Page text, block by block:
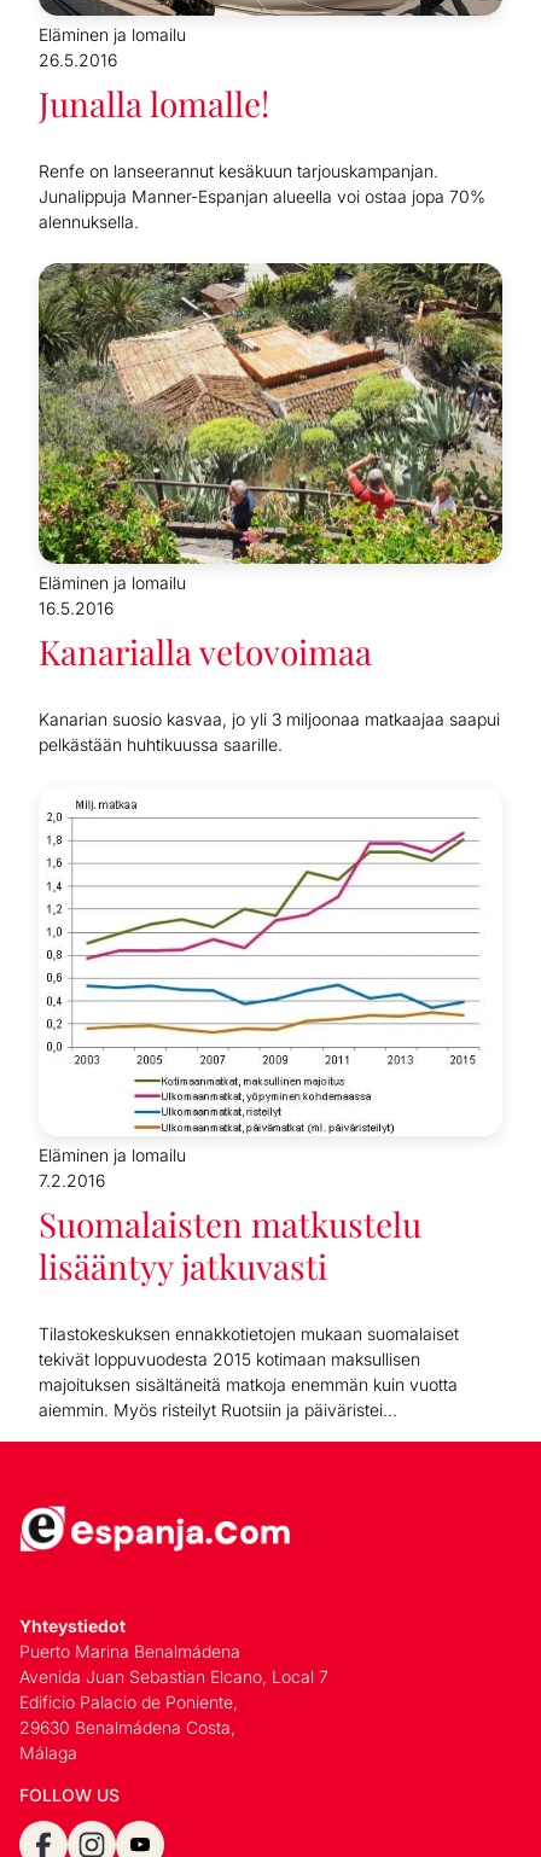
Eläminen ja lomailu
26.5.2016
Junalla lomalle!
Renfe on lanseerannut kesäkuun tarjouskampanjan.
Junalippuja Manner-Espanjan alueella voi ostaa jopa 70%
alennuksella.
Eläminen ja lomailu
16.5.2016
Kanarialla vetovoimaa
Kanarian suosio kasvaa, jo yli 3 miljoonaa matkaajaa saapui
pelkästään huhtikuussa saarille.
Eläminen ja lomailu
7.2.2016
Suomalaisten matkustelu
lisääntyy jatkuvasti
Tilastokeskuksen ennakkotietojen mukaan suomalaiset
tekivät loppuvuodesta 2015 kotimaan maksullisen
majoituksen sisältäneitä matkoja enemmän kuin vuotta
aiemmin. Myös risteilyt Ruotsiin ja päiväristei...
Yhteystiedot
Puerto Marina Benalmádena
Avenida Juan Sebastian Elcano, Local 7
Edificio Palacio de Poniente,
29630 Benalmádena Costa,
Málaga
FOLLOW US